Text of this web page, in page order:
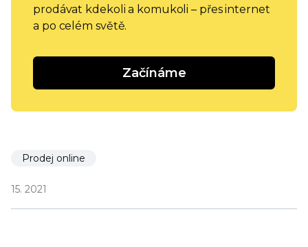
prodávat kdekoli a komukoli – přes internet
a po celém světě.
Začínáme
Prodej online
15. 2021